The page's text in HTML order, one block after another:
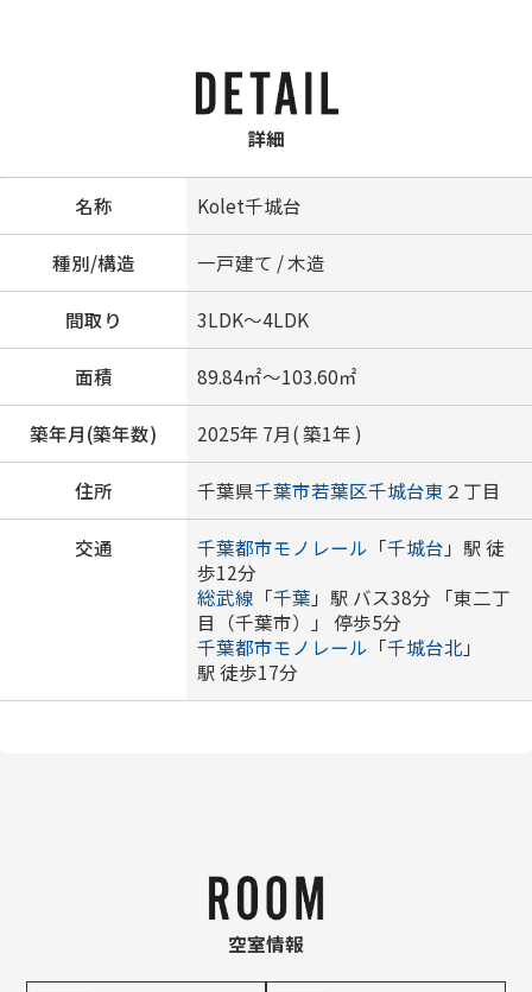
詳細
名称 Kolet千城台
種別/構造 一戸建て / 木造
間取り 3LDK～4LDK
面積 89.84㎡～103.60㎡
築年月(築年数) 2025年 7月( 築1年 )
住所 千葉県千葉市若葉区千城台東 ２丁目
交通 千葉都市モノレール 「千城台 」駅 徒
歩12分
総武線 「千葉 」駅 バス38分 「東二丁
目（千葉市）」 停歩5分
千葉都市モノレール 「千城台北 」
駅 徒歩17分
空室情報